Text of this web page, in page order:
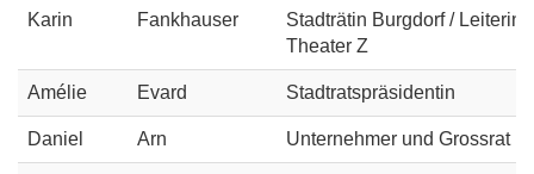
Karin Fankhauser
Stadträtin Burgdorf / Leiterin
Theater Z
Amélie Evard Stadtratspräsidentin
Daniel Arn Unternehmer und Grossrat